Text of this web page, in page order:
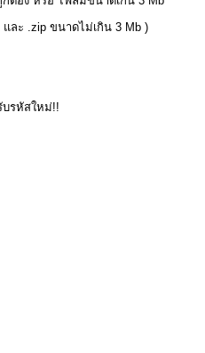
ละ .zip ขนาดไม่เกิน 3 Mb )
รหัสใหม่!!